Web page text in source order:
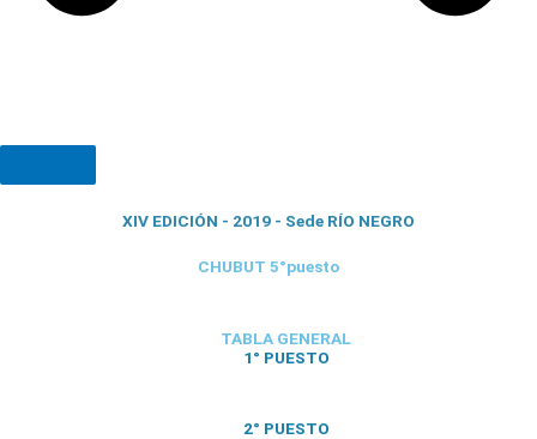
XIV EDICIÓN - 2019 - Sede RÍO NEGRO
CHUBUT 5°puesto
TABLA GENERAL
1° PUESTO
2° PUESTO